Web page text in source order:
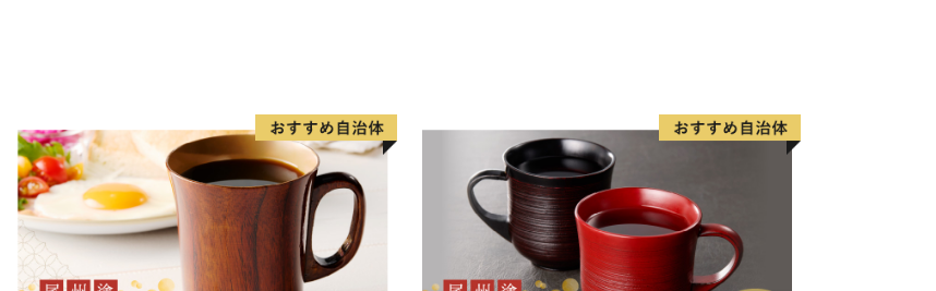
今後も御寄附の際にお寄せいただきました、皆様の御期待にお応え
できるよう、日立市の発展・充実のために大切に活用させていただ
きます。